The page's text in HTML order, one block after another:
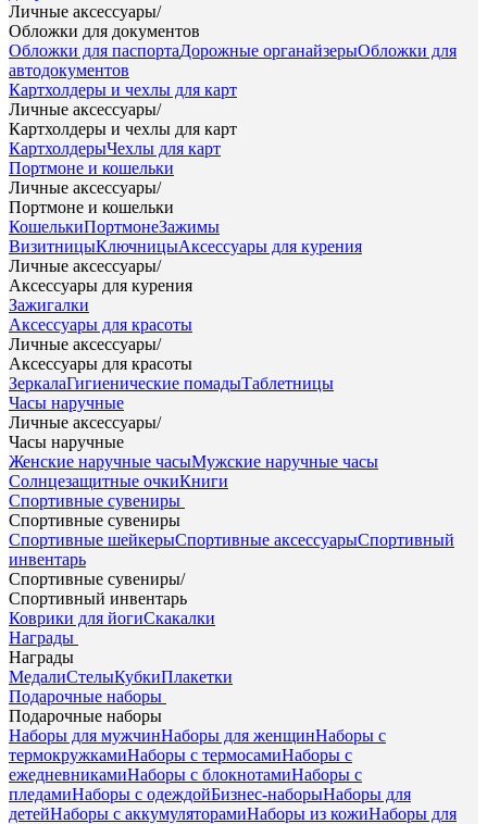
Личные аксессуары/
Обложки для документов
Обложки для паспортаДорожные органайзерыОбложки для
автодокументов
Картхолдеры и чехлы для карт
Личные аксессуары/
Картхолдеры и чехлы для карт
КартхолдерыЧехлы для карт
Портмоне и кошельки
Личные аксессуары/
Портмоне и кошельки
КошелькиПортмонеЗажимы
ВизитницыКлючницыАксессуары для курения
Личные аксессуары/
Аксессуары для курения
Зажигалки
Аксессуары для красоты
Личные аксессуары/
Аксессуары для красоты
ЗеркалаГигиенические помадыТаблетницы
Часы наручные
Личные аксессуары/
Часы наручные
Женские наручные часыМужские наручные часы
Солнцезащитные очкиКниги
Спортивные сувениры
Спортивные сувениры
Спортивные шейкерыСпортивные аксессуарыСпортивный
инвентарь
Спортивные сувениры/
Спортивный инвентарь
Коврики для йогиСкакалки
Награды
Награды
МедалиСтелыКубкиПлакетки
Подарочные наборы
Подарочные наборы
Наборы для мужчинНаборы для женщинНаборы с
термокружкамиНаборы с термосамиНаборы с
ежедневникамиНаборы с блокнотамиНаборы с
пледамиНаборы с одеждойБизнес-наборыНаборы для
детейНаборы с аккумуляторамиНаборы из кожиНаборы для